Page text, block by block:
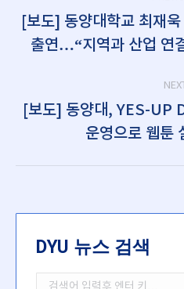
navigation
[보도] 동양대학교 최재
출연…“지역과 산업 연
[보도] 동양대, YES-UP
운영으로 웹툰
DYU 뉴스 검색
Search: